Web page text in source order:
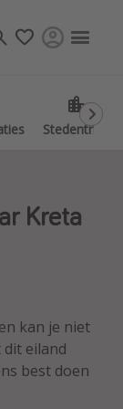
Stedentrips
Stedentrips
Kreta
kan je niet
eiland
best doen